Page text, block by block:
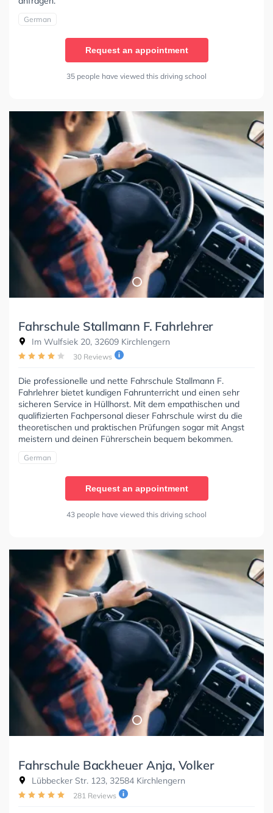
German
Request an appointment
35 people have viewed this driving school
Fahrschule Stallmann F. Fahrlehrer
Im Wulfsiek 20, 32609 Kirchlengern
30 Reviews
Die professionelle und nette Fahrschule Stallmann F.
Fahrlehrer bietet kundigen Fahrunterricht und einen sehr
sicheren Service in Hüllhorst. Mit dem empathischen und
qualifizierten Fachpersonal dieser Fahrschule wirst du die
theoretischen und praktischen Prüfungen sogar mit Angst
meistern und deinen Führerschein bequem bekommen.
German
Request an appointment
43 people have viewed this driving school
Fahrschule Backheuer Anja, Volker
Lübbecker Str. 123, 32584 Kirchlengern
281 Reviews